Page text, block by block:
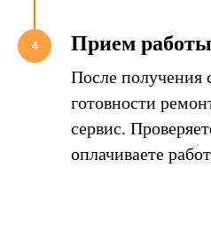
4 Прием работы
После получения
готовности
сервис.
оплачиваете